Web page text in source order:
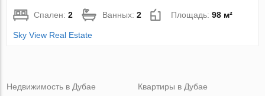
Спален:2 Ванных:2 Площадь:98 м²
Sky View Real Estate
Недвижимость в Дубае
Квартиры в Дубае